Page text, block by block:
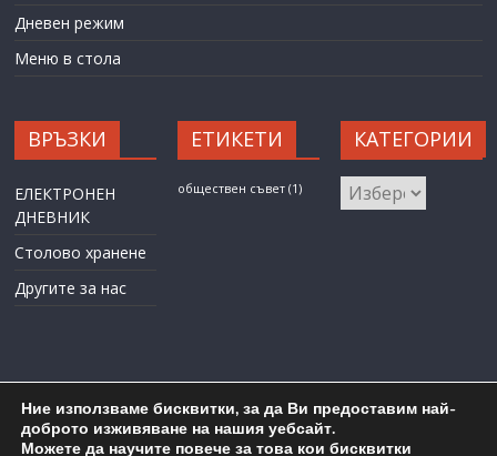
Дневен режим
Меню в стола
ВРЪЗКИ
ЕЛЕКТРОНЕН
ДНЕВНИК
Столово хранене
Другите за нас
ЕТИКЕТИ
обществен съвет (1)
КАТЕГОРИИ
КАТЕГОРИИ
Карта на сайта Административен достъп
Ние използваме бисквитки, за да Ви предоставим най-
доброто изживяване на нашия уебсайт.
Можете да научите повече за това кои бисквитки